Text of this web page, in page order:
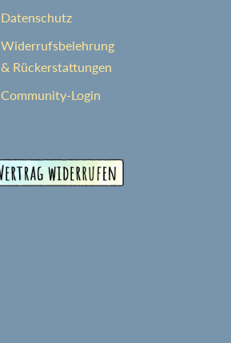
Datenschutz
Widerrufsbelehrung
& Rückerstattungen
Community-Login